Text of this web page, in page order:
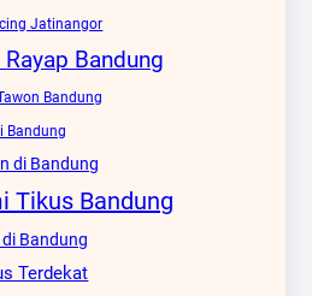
Jatinangor
Bandung
Bandung
Bandung
di Bandung
Tikus Bandung
Bandung
Terdekat